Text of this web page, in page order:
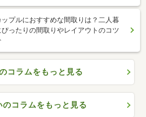
ップルにおすすめな間取りは？二人暮
ぴったりの間取りやレイアウトのコツ
コラムをもっと見る
のコラムをもっと見る